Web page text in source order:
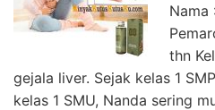
Nama
thn
gejala liver. Sejak kelas 1
kelas 1 SMU, Nanda sering